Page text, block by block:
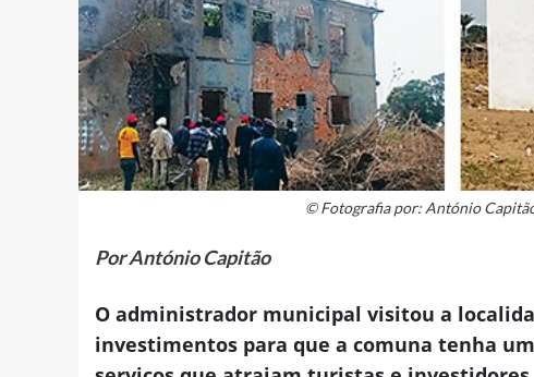
© Fotografia por: António
Por António Capitão
O administrador municipal visitou a
investimentos para que a comuna tenha